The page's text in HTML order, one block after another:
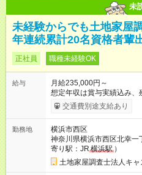
未
未経験からでも土地家屋
年連続累計20名資格者輩
正社員 職種未経験OK
給与
月給235,000円～
想定年収は賞与実績込み、残業
間】試用期間あり 試用期
に、本採用時と異なる部
交通費別途支給あり
勤務地
横浜市西区
神奈川県横浜市西区北幸
寄り駅：JR 横浜駅 ）
土地家屋調査士法人キャ